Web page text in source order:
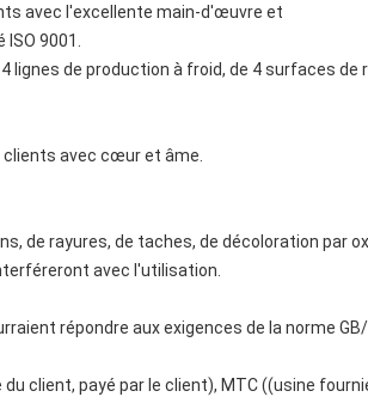
avec l'excellente main-d'œuvre et
9001.
lignes de production à froid, de 4 surfaces de
clients avec cœur et âme.
de rayures, de taches, de décoloration par
avec l'utilisation.
répondre aux exigences de la norme GB/
client, payé par le client), MTC ((usine